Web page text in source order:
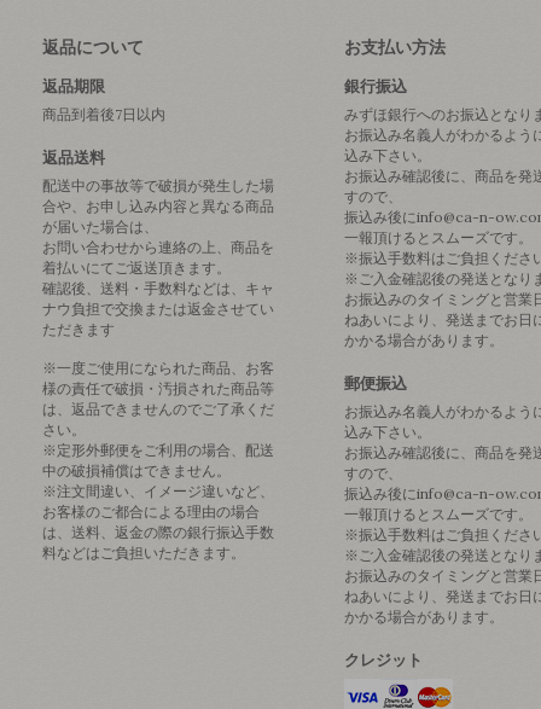
返品について
返品期限
商品到着後7日以内
返品送料
配送中の事故等で破損が発生した場
合や、お申し込み内容と異なる商品
が届いた場合は、
お問い合わせから連絡の上、商品を
着払いにてご返送頂きます。
確認後、送料・手数料などは、キャ
ナウ負担で交換または返金させてい
ただきます
※一度ご使用になられた商品、お客
様の責任で破損・汚損された商品等
は、返品できませんのでご了承くだ
さい。
※定形外郵便をご利用の場合、配送
中の破損補償はできません。
※注文間違い、イメージ違いなど、
お客様のご都合による理由の場合
は、送料、返金の際の銀行振込手数
料などはご負担いただきます。
お支払い方法
銀行振込
みずほ銀行へのお振込となり
お振込み名義人がわかるよう
込み下さい。
お振込み確認後に、商品を発
すので、
振込み後にinfo@ca-n-
一報頂けるとスムーズです。
※振込手数料はご負担くださ
※ご入金確認後の発送となり
お振込みのタイミングと営業
ねあいにより、発送までお日
かかる場合があります。
郵便振込
お振込み名義人がわかるよう
込み下さい。
お振込み確認後に、商品を発
すので、
振込み後にinfo@ca-n-
一報頂けるとスムーズです。
※振込手数料はご負担くださ
※ご入金確認後の発送となり
お振込みのタイミングと営業
ねあいにより、発送までお日
かかる場合があります。
クレジット